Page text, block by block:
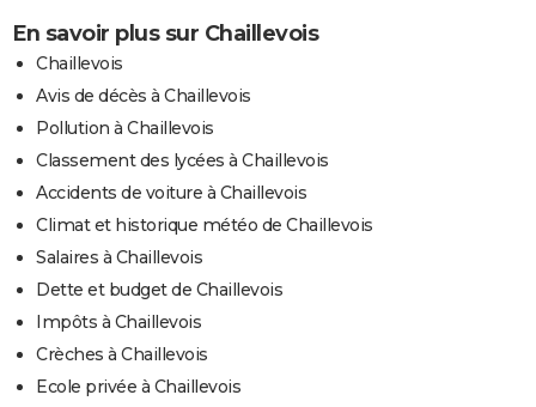
En savoir plus sur Chaillevois
Chaillevois
Avis de décès à Chaillevois
Pollution à Chaillevois
Classement des lycées à Chaillevois
Accidents de voiture à Chaillevois
Climat et historique météo de Chaillevois
Salaires à Chaillevois
Dette et budget de Chaillevois
Impôts à Chaillevois
Crèches à Chaillevois
Ecole privée à Chaillevois